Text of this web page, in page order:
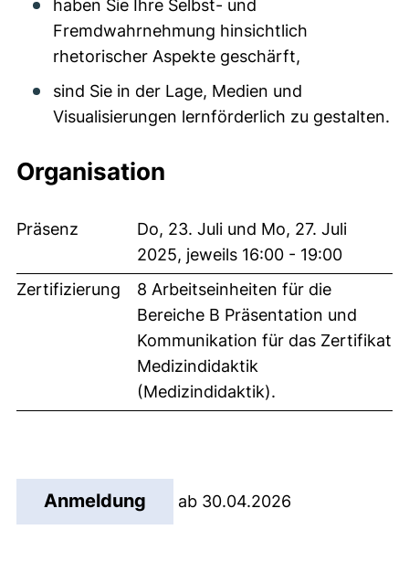
haben Sie Ihre Selbst- und
Fremdwahrnehmung hinsichtlich
rhetorischer Aspekte geschärft,
sind Sie in der Lage, Medien und
Visualisierungen lernförderlich zu gestalten.
Organisation
Präsenz Do, 23. Juli und Mo, 27. Juli
2025, jeweils 16:00 - 19:00
Zertifizierung
8 Arbeitseinheiten für die
Bereiche B Präsentation und
Kommunikation für das Zertifikat
Medizindidaktik
(Medizindidaktik).
Anmeldung (externer Link, öffnet neues
ab 30.04.2026